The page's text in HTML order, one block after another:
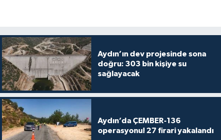
Aydın’ın dev projesinde sona
doğru: 303 bin kişiye su
sağlayacak
Aydın’da ÇEMBER-136
operasyonu! 27 firari yakalandı